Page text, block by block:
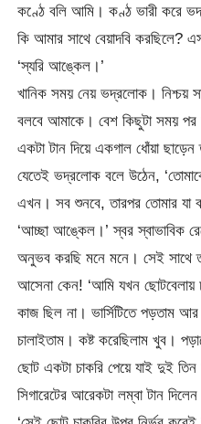
কণ্ঠে বলি আমি। কণ্ঠ ভারী করে
কি আমার সাথে বেয়াদবি
‘স্যরি আঙ্কেল।’
খানিক সময় নেয় ভদ্রলোক। নিশ্চয়
বলবে আমাকে। বেশ কিছুটা সময় পর
একটা টান দিয়ে একগাল ধোঁয়া ছাড়েন
যেতেই ভদ্রলোক বলে উঠেন,
এখন। সব শুনবে, তারপর তোমার যা
‘আচ্ছা আঙ্কেল।’ স্বর স্বাভাবিক
অনুভব করছি মনে মনে। সেই সাথে
আসেনা কেন! ‘আমি যখন
কাজ ছিল না। ভার্সিটিতে পড়তাম
চালাইতাম। কষ্ট করেছিলাম খুব।
ছোট একটা চাকরি পেয়ে যাই দুই
সিগারেটের আরেকটা লম্বা টান